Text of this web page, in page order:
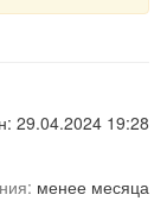
29.04.2024 19:28
менее месяца